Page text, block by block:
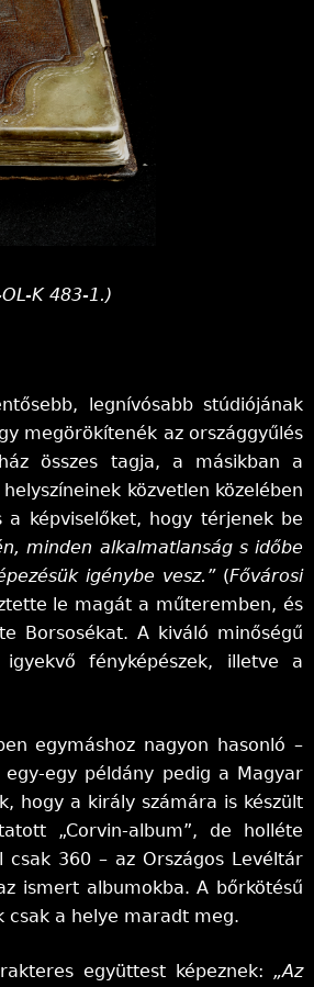
K 483-1.)
legnívósabb stúdiójának
megörökítenék az országgyűlés
összes tagja, a másikban a
közvetlen közelében
képviselőket, hogy térjenek be
minden alkalmatlanság s időbe
igénybe vesz.”(Fővárosi
le magát a műteremben, és
Borsosékat. A kiváló minőségű
fényképészek, illetve a
egymáshoz nagyon hasonló –
egy példány pedig a Magyar
hogy a király számára is készült
„Corvin-album”, de holléte
360 – az Országos Levéltár
ismert albumokba. A bőrkötésű
csak a helye maradt meg.
együttest képeznek: „Az